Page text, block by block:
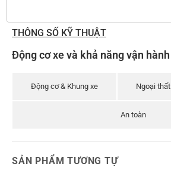
THÔNG SỐ KỸ THUẬT
Động cơ xe và khả năng vận hành
Động cơ & Khung xe Ngoại thất
An toàn
SẢN PHẨM TƯƠNG TỰ